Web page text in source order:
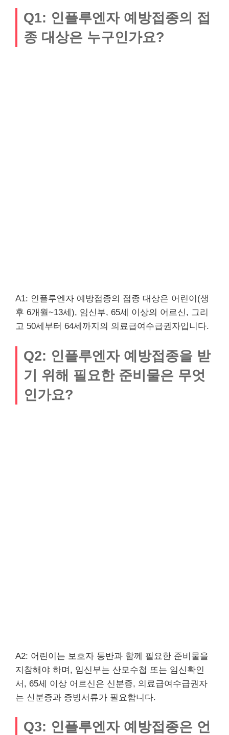
Q1: 인플루엔자 예방접종의 접
종 대상은 누구인가요?
A1: 인플루엔자 예방접종의 접종 대상은 어린이(생
후 6개월~13세), 임신부, 65세 이상의 어르신, 그리
고 50세부터 64세까지의 의료급여수급권자입니다.
Q2: 인플루엔자 예방접종을 받
기 위해 필요한 준비물은 무엇
인가요?
A2: 어린이는 보호자 동반과 함께 필요한 준비물을
지참해야 하며, 임신부는 산모수첩 또는 임신확인
서, 65세 이상 어르신은 신분증, 의료급여수급권자
는 신분증과 증빙서류가 필요합니다.
Q3: 인플루엔자 예방접종은 언